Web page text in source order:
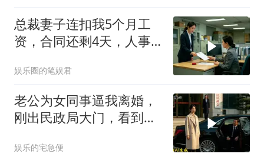
总裁妻子连扣我5个月工
资，合同还剩4天，人事
娱乐圈的笔娱君
老公为女同事逼我离婚，
刚出民政局大门，看到我
娱乐的宅急便